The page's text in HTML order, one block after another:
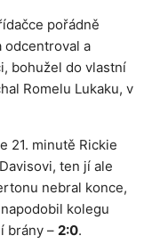
pořádně
odcentroval a
bohužel do vlastní
Romelu Lukaku, v
21. minutě Rickie
ten jí ale
nebral konce,
kolegu
brány – 2:0.